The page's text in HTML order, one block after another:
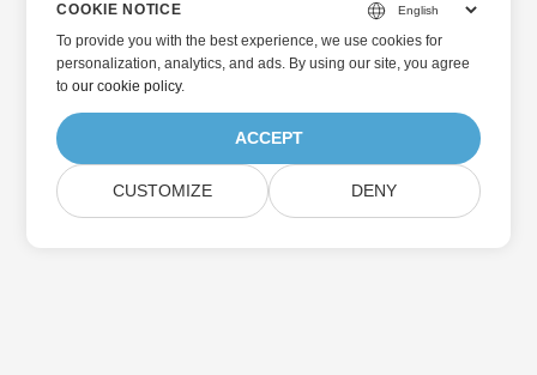
COOKIE NOTICE
To provide you with the best experience, we use cookies for
personalization, analytics, and ads. By using our site, you agree
toour cookie policy.
ACCEPT
CUSTOMIZE DENY